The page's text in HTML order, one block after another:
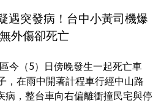
遇突發病！台中小黃司機爆
外傷卻死亡
今（5）日傍晚發生一起死亡車
，在雨中開著計程車行經中山路
病，整台車向右偏離衝撞民宅與停